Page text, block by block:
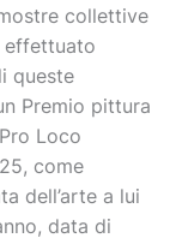
collettive
effettuato
queste
Premio pittura
Loco
come
dell’arte a lui
data di